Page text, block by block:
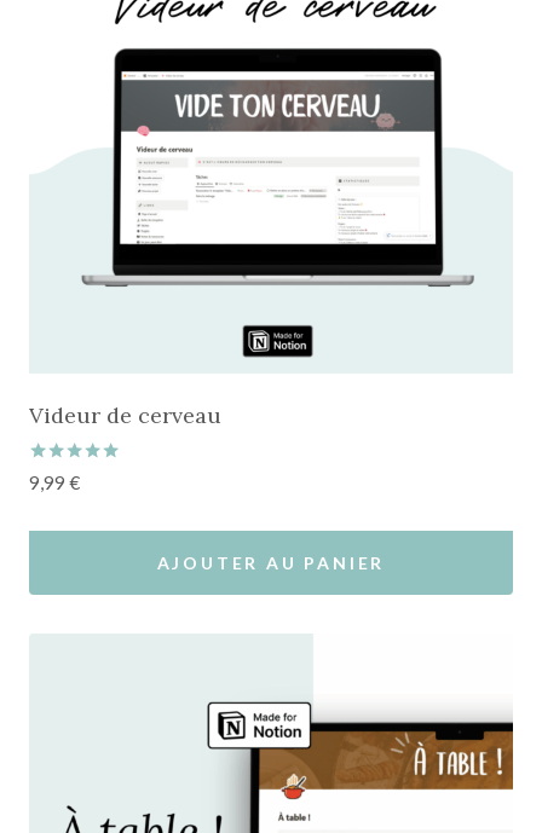
Videur de cerveau
Note
5.00
9,99 €
AJOUTER AU PANIER